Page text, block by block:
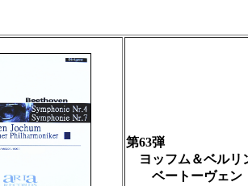
第63弾
ヨッフム＆ベルリ
ベートーヴェン